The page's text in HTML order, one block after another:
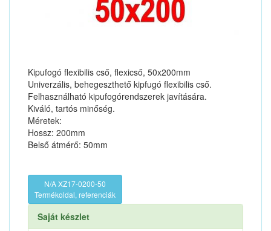
Kipufogó flexibilis cső, flexicső, 50x200mm
Univerzális, behegeszthető kipfugó flexibilis cső.
Felhasználható kipufogórendszerek javítására.
Kiváló, tartós minőség.
Méretek:
Hossz: 200mm
Belső átmérő: 50mm
N/A XZ17-0200-50
Termékoldal, referenciák
Saját készlet